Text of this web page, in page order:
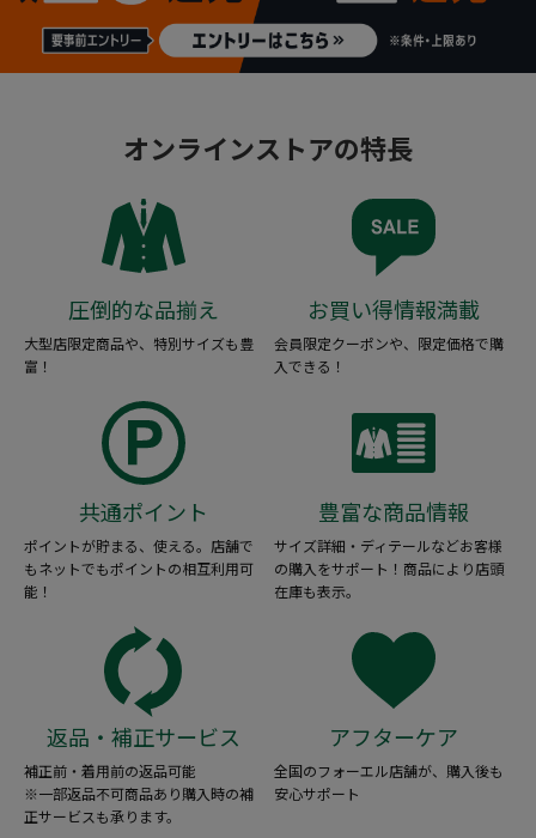
オンラインストアの特長
圧倒的な品揃え
大型店限定商品や、特別サイズも豊
富！
お買い得情報満載
会員限定クーポンや、限定価格で購
入できる！
共通ポイント
ポイントが貯まる、使える。店舗で
もネットでもポイントの相互利用可
能！
豊富な商品情報
サイズ詳細・ディテールなどお客様
の購入をサポート！商品により店頭
在庫も表示。
返品・補正サービス
補正前・着用前の返品可能
※一部返品不可商品あり購入時の補
正サービスも承ります。
アフターケア
全国のフォーエル店舗が、購入後も
安心サポート